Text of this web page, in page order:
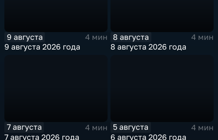
9 августа
4 мин
9 августа 2026 года
8 августа
4 мин
8 августа 2026 года
7 августа
4 мин
7 августа 2026 года
5 августа
4 мин
6 августа 2026 года